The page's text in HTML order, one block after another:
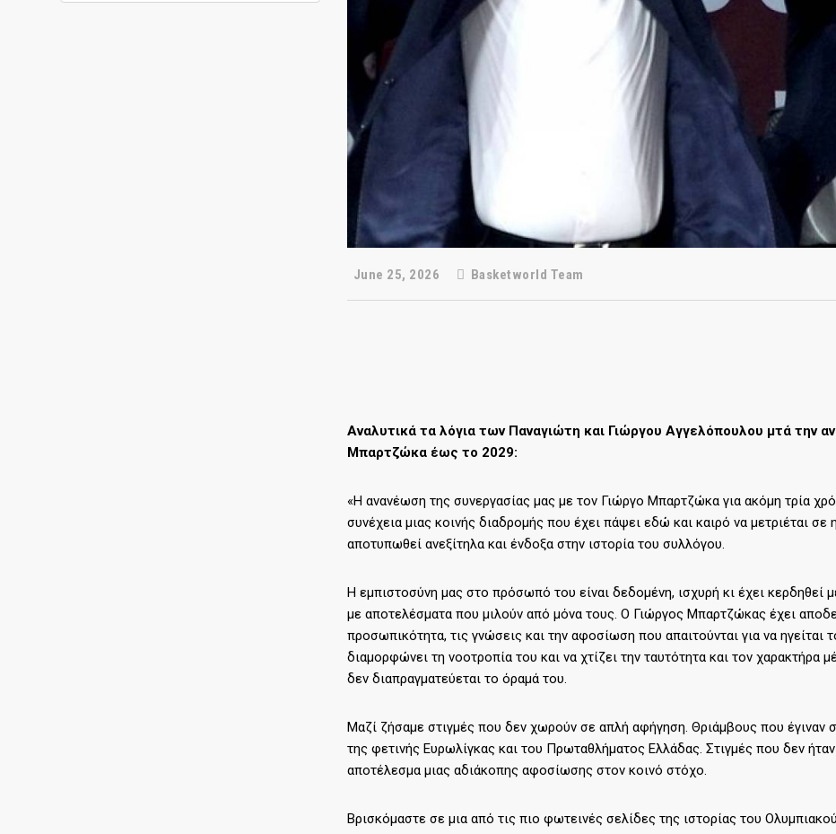
June 25, 2026 Basketworld Team
Αναλυτικά τα λόγια των Παναγιώτη και Γιώργου Αγγελόπουλου μτά την
Μπαρτζώκα έως το 2029:
«Η ανανέωση της συνεργασίας μας με τον Γιώργο Μπαρτζώκα για ακόμη τρία
συνέχεια μιας κοινής διαδρομής που έχει πάψει εδώ και καιρό να μετριέται σε
αποτυπωθεί ανεξίτηλα και ένδοξα στην ιστορία του συλλόγου.
Η εμπιστοσύνη μας στο πρόσωπό του είναι δεδομένη, ισχυρή κι έχει κερδηθεί
με αποτελέσματα που μιλούν από μόνα τους. Ο Γιώργος Μπαρτζώκας έχει
προσωπικότητα, τις γνώσεις και την αφοσίωση που απαιτούνται για να
διαμορφώνει τη νοοτροπία του και να χτίζει την ταυτότητα και τον
δεν διαπραγματεύεται το όραμά του.
Μαζί ζήσαμε στιγμές που δεν χωρούν σε απλή αφήγηση. Θριάμβους που έγιναν
της φετινής Ευρωλίγκας και του Πρωταθλήματος Ελλάδας. Στιγμές που δεν
αποτέλεσμα μιας αδιάκοπης αφοσίωσης στον κοινό στόχο.
Βρισκόμαστε σε μια από τις πιο φωτεινές σελίδες της ιστορίας του